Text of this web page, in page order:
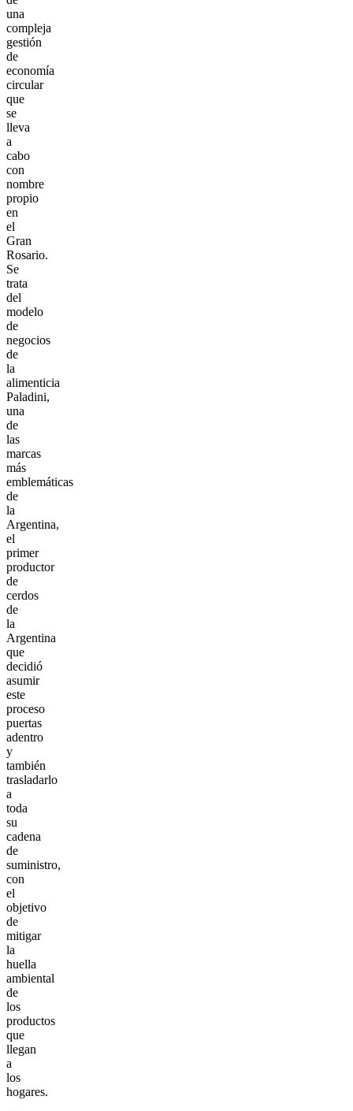
una
compleja
gestión
de
economía
circular
que
se
lleva
a
cabo
con
nombre
propio
en
el
Gran
Rosario.
Se
trata
del
modelo
de
negocios
de
la
alimenticia
Paladini,
una
de
las
marcas
más
emblemáticas
de
la
Argentina,
el
primer
productor
de
cerdos
de
la
Argentina
que
decidió
asumir
este
proceso
puertas
adentro
y
también
trasladarlo
a
toda
su
cadena
de
suministro,
con
el
objetivo
de
mitigar
la
huella
ambiental
de
los
productos
que
llegan
a
los
hogares.